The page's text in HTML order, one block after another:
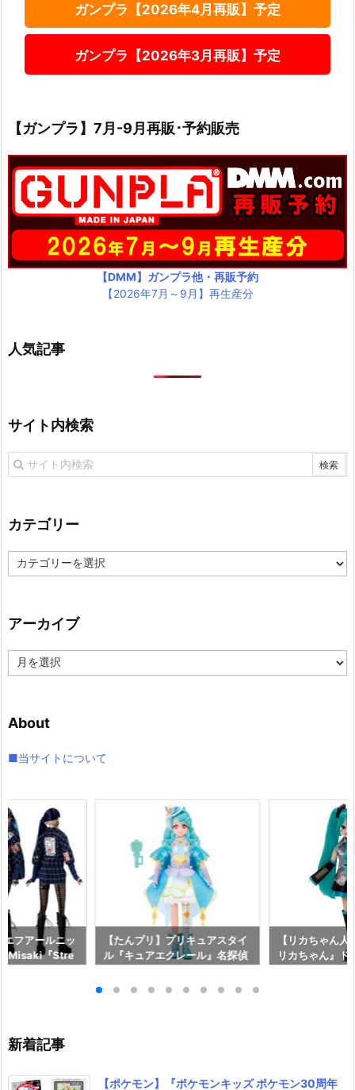
ガンプラ【2026年4月再販】予定
ガンプラ【2026年3月再販】予定
【ガンプラ】7月-9月再販･予約販売
【DMM】ガンプラ他・再販予約
【2026年7月～9月】再生産分
人気記事
サイト内検索
カテゴリー
カ
テ
ー
アーカイブ
ー
ブ
About
■当サイトについて
フアールニッ
Misaki『Stre
【たんプリ】プリキュアスタイ
ル『キュアエクレール』名探偵
ダイ】より2026年7月25日発
【リカちゃん
リカちゃん』ド
新着記事
【ポケモン】『ポケモンキッズ ポケモン30周年